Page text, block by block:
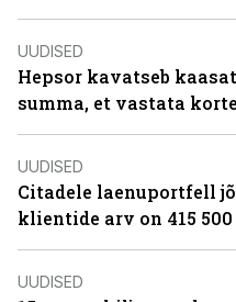
UUDISED
Hepsor kavatseb
summa, et vastata
UUDISED
Citadele laenuportfell
klientide arv on 415 500
UUDISED